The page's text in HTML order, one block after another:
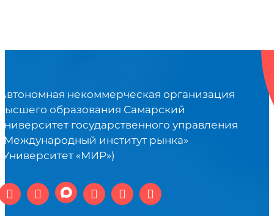
некоммерческая организация
образования Самарский
государственного управления
институт рынка»
«МИР»)